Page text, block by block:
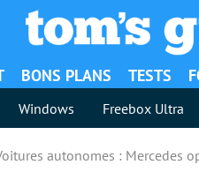
BONS PLANS TESTS
Windows Freebox Ultra
autonomes : Mercedes